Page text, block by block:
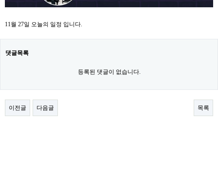
11월 27일 오늘의 일정 입니다.
댓글목록
등록된 댓글이 없습니다.
이전글 다음글 목록